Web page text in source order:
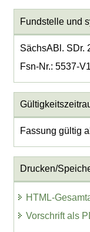
Fundstelle und
SächsABl. SDr.
Fsn-Nr.: 5537-
Fassung gültig
Drucken/
HTML-
Vorschrift als